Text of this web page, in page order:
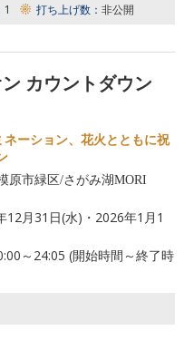
1 打ち上げ数： 非公開
カウントダウン
ーション、花火とともに祝
原市緑区/さがみ湖MORI
12月31日(水)・2026年1月1
～24:05 (開始時間～終了時